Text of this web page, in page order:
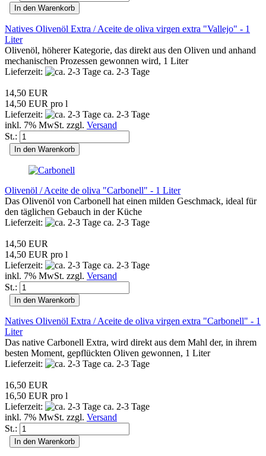
In den Warenkorb
Natives Olivenöl Extra / Aceite de oliva virgen extra "Vallejo" - 1
Liter
Olivenöl, höherer Kategorie, das direkt aus den Oliven und anhand
mechanischen Prozessen gewonnen wird, 1 Liter
Lieferzeit:
ca. 2-3 Tage
14,50 EUR
14,50 EUR pro l
Lieferzeit:
ca. 2-3 Tage
inkl. 7% MwSt. zzgl. Versand
St.:
In den Warenkorb
Olivenöl / Aceite de oliva "Carbonell" - 1 Liter
Das Olivenöl von Carbonell hat einen milden Geschmack, ideal für
den täglichen Gebauch in der Küche
Lieferzeit:
ca. 2-3 Tage
14,50 EUR
14,50 EUR pro l
Lieferzeit:
ca. 2-3 Tage
inkl. 7% MwSt. zzgl. Versand
St.:
In den Warenkorb
Natives Olivenöl Extra / Aceite de oliva virgen extra "Carbonell" - 1
Liter
Das native Carbonell Extra, wird direkt aus dem Mahl der, in ihrem
besten Moment, gepflückten Oliven gewonnen, 1 Liter
Lieferzeit:
ca. 2-3 Tage
16,50 EUR
16,50 EUR pro l
Lieferzeit:
ca. 2-3 Tage
inkl. 7% MwSt. zzgl. Versand
St.:
In den Warenkorb